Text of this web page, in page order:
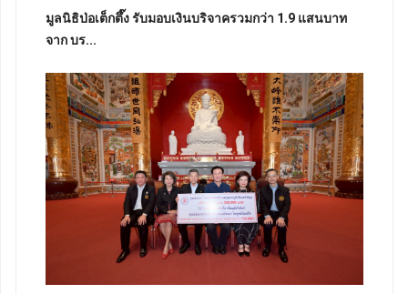
มูลนิธิป่อเต็กตึ๊ง รับมอบเงินบริจาครวมกว่า 1.9 แสนบาท
จาก บร...